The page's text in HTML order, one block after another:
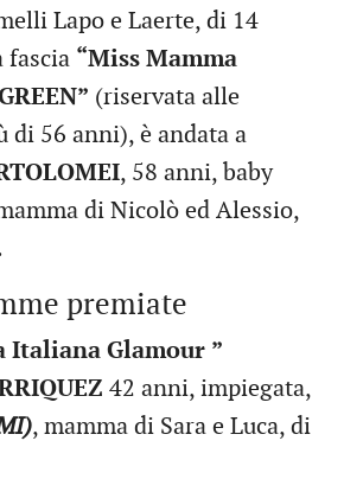
Lapo e Laerte, di 14
fascia “Miss Mamma
” (riservata alle
di 56 anni), è andata a
, 58 anni, baby
di Nicolò ed Alessio,
premiate
Italiana Glamour ”
42 anni, impiegata,
, mamma di Sara e Luca, di